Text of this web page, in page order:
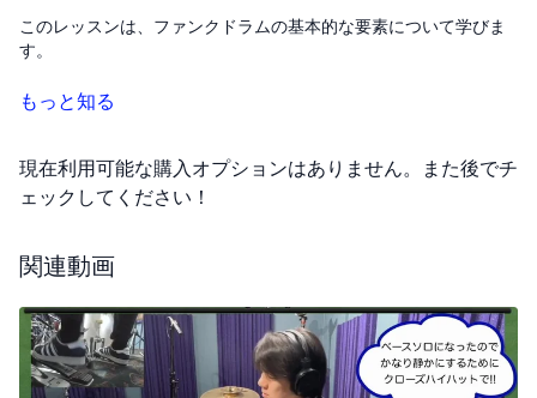
このレッスンは、ファンクドラムの基本的な要素について学びま
す。
まず、ファンクドラムでは、4分音符のパルスを感じることが大切
ネアドラムを使った基本的なビートの上に、ゴーストノートとい
う軽いタッピングやスラップを加えることで、曲にグルーブ感と
グルーブとは、主にベースとドラムが一緒になって生まれるリズ
符のシンコペーションを取り入れ、聞いている人が体を動かした
くなるようなリズムを目指します。
また、バンドが一体となる瞬間を「ロックイン」と呼びます。バ
もっと知る
現在利用可能な購入オプションはありません。また後でチ
ェックしてください！
関連動画